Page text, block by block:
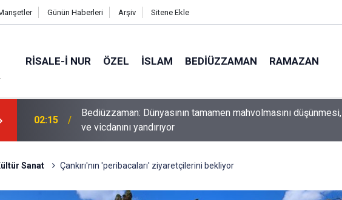
Günün Haberleri Arşiv Sitene Ekle
RISALE-I NUR ÖZEL İSLAM BEDIÜZZAMAN RAMAZAN
01:45 Paçalarını yerde sürünmeyecek şekilde yukarıda tut
Sanat Çankırı'nın 'peribacaları' ziyaretçilerini bekliyor